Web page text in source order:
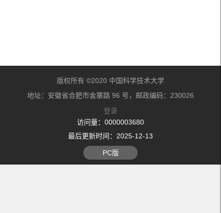
版权所有 ©2020 中国科学技术大学
地址：安徽省合肥市金寨路 96 号，邮政编码：230026
登录
访问量： 0000003680
最后更新时间： 2025-12-13
PC版